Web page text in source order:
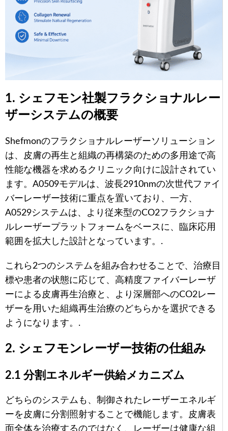
1. シェフモン社製フラクショナルレー
ザーシステムの概要
Shefmonのフラクショナルレーザーソリューション
は、皮膚の再生と組織の再構築のための多用途で高
性能な機器を求めるクリニック向けに設計されてい
ます。A0509モデルは、波長2910nmの次世代ファイ
バーレーザー技術に重点を置いており、一方、
A0529システムは、より従来型のCO2フラクショナ
ルレーザープラットフォームをベースに、臨床応用
範囲を拡大した設計となっています。.
これら2つのシステムを組み合わせることで、治療目
標や患者の状態に応じて、高精度ファイバーレーザ
ーによる皮膚再生治療と、より深層部へのCO2レー
ザーを用いた組織再生治療のどちらかを選択できる
ようになります。.
2. シェフモンレーザー技術の仕組み
2.1 分割エネルギー供給メカニズム
どちらのシステムも、制御されたレーザーエネルギ
ーを皮膚に分割照射することで機能します。皮膚表
面全体を治療するのではなく、レーザーは健康な組